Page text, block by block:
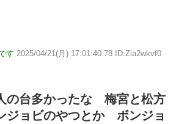
す 2025/04/21(月) 17:01:40.78 ID:Zia2wkvf0
の台多かったな 梅宮と松方
ジョビのやつとか ボンジョ